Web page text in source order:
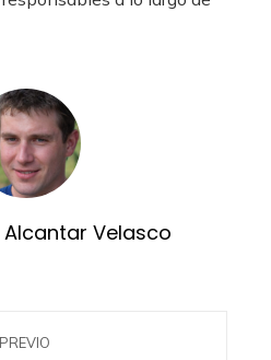
Velasco